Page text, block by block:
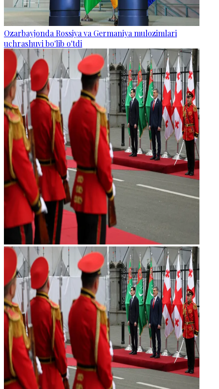
Ozarbayjonda Rossiya va Germaniya mulozimlari
uchrashuvi bo'lib o'tdi